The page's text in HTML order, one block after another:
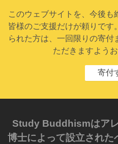
このウェブサイトを、今後も
皆様のご支援だけが頼りです
られた方は、一回限りの寄
ただきますよう
寄付
Study Buddhismはア
博士によって設立された